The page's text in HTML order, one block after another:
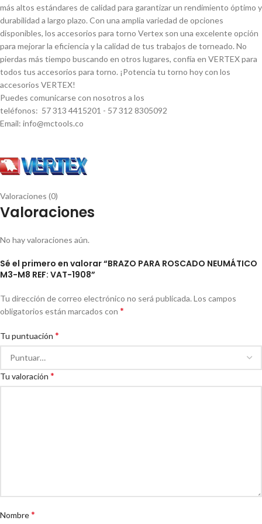
más altos estándares de calidad para garantizar un rendimiento óptimo y
durabilidad a largo plazo. Con una amplia variedad de opciones
disponibles, los accesorios para torno Vertex son una excelente opción
para mejorar la eficiencia y la calidad de tus trabajos de torneado. No
pierdas más tiempo buscando en otros lugares, confí­a en VERTEX para
todos tus accesorios para torno. ¡Potencia tu torno hoy con los
accesorios VERTEX!
Puedes comunicarse con nosotros a los
teléfonos: 57 313 4415201 - 57 312 8305092
Email: info@mctools.co
Valoraciones (0)
Valoraciones
No hay valoraciones aún.
Sé el primero en valorar “BRAZO PARA ROSCADO NEUMÁTICO
M3-M8 REF: VAT-1908”
Tu dirección de correo electrónico no será publicada. Los campos
obligatorios están marcados con *
Tu puntuación *
Tu valoración *
Nombre*